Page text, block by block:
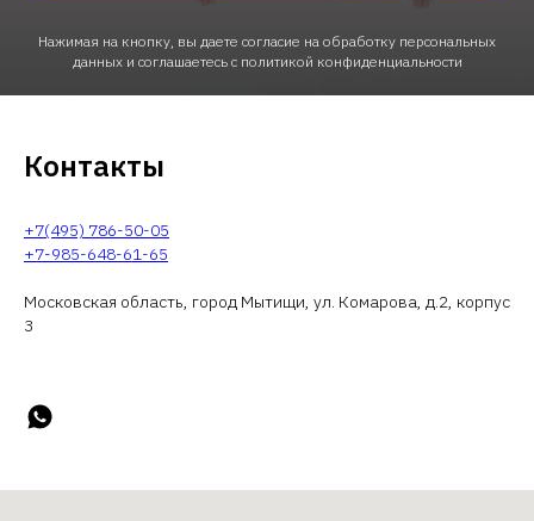
Нажимая на кнопку, вы даете согласие на обработку персональных
данных и соглашаетесь c политикой конфиденциальности
Контакты
+7(495) 786-50-05
+7-985-648-61-65
Московская область, город Мытищи, ул. Комарова, д.2, корпус
3